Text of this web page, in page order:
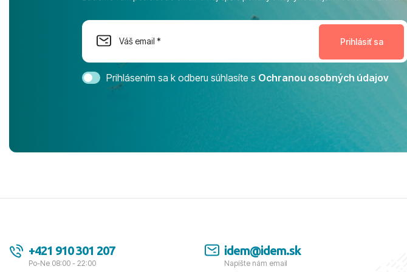
na moment nenudil, no zároveň bol
dostatok priestoru na dokonalý relax. ​
Magic Life Jacaranda môžeme s čistým
svedomím odporučiť každému, kto hľadá
bezstarostnú dovolenku na vysokej
úrovni. Všetko bolo zabezpečené na
tešíme, kam s nami vyrazíte nabudúce!
Ďakujeme za skvelé spomienky. ​S
pozdravom a prianím mnohých ďalších
Prihlásením sa k odberu súhlasíte s Ochranou osobných údajov
+421 910 301 207
Po-Ne 08:00 - 22:00
idem@idem.sk
Napíšte nám email